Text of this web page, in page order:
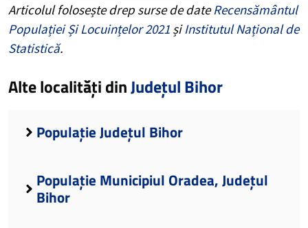
Articolul folosește drep surse de dateRecensământul
Populației Și Locuințelor 2021 șiInstitutul Național de
Statistică.
Alte localități dinJudețul Bihor
Populație Județul Bihor
Populație Municipiul Oradea, Județul
Bihor